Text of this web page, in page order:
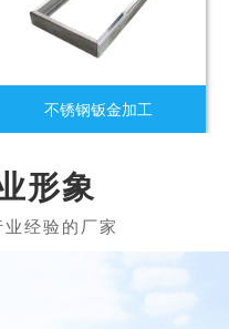
不锈钢钣金加工
形象